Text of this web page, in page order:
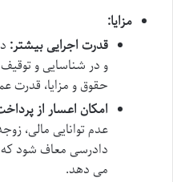
مزایا:
قدرت اجرایی بیشتر:
و در شناسایی و توقیف
حقوق و مزایا، قدرت
امکان اعسار از
عدم توانایی مالی،
دادرسی معاف شود که
می دهد.